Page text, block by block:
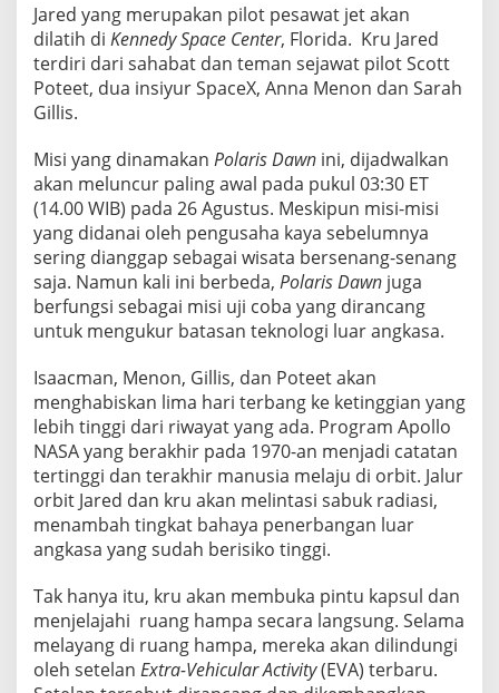
a
”
O
r
t
R
a
d
i
a
s
B
u
m
i
Jared yang merupakan pilot pesawat jet akan
dilatih di Kennedy Space Center, Florida. Kru Jared
terdiri dari sahabat dan teman sejawat pilot Scott
Poteet, dua insiyur SpaceX, Anna Menon dan Sarah
Gillis.
Misi yang dinamakan Polaris Dawn ini, dijadwalkan
akan meluncur paling awal pada pukul 03:30 ET
(14.00 WIB) pada 26 Agustus. Meskipun misi-misi
yang didanai oleh pengusaha kaya sebelumnya
sering dianggap sebagai wisata bersenang-senang
saja. Namun kali ini berbeda, Polaris Dawn juga
berfungsi sebagai misi uji coba yang dirancang
untuk mengukur batasan teknologi luar angkasa.
Isaacman, Menon, Gillis, dan Poteet akan
menghabiskan lima hari terbang ke ketinggian yang
lebih tinggi dari riwayat yang ada. Program Apollo
NASA yang berakhir pada 1970-an menjadi catatan
tertinggi dan terakhir manusia melaju di orbit. Jalur
orbit Jared dan kru akan melintasi sabuk radiasi,
menambah tingkat bahaya penerbangan luar
angkasa yang sudah berisiko tinggi.
Tak hanya itu, kru akan membuka pintu kapsul dan
menjelajahi ruang hampa secara langsung. Selama
melayang di ruang hampa, mereka akan dilindungi
oleh setelan Extra-Vehicular Activity(EVA) terbaru.